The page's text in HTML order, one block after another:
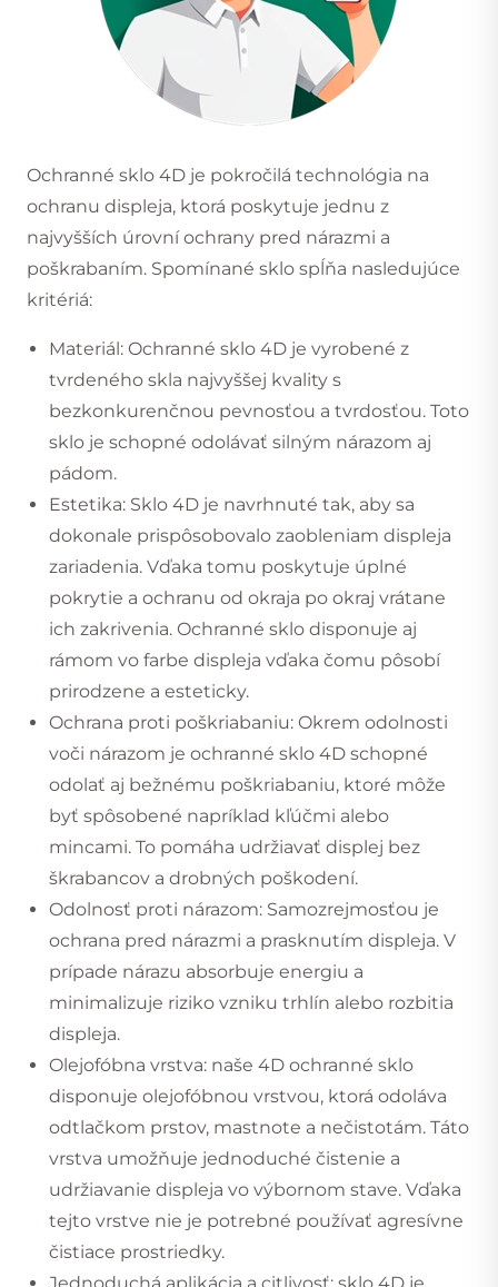
Ochranné sklo 4D je pokročilá technológia na
ochranu displeja, ktorá poskytuje jednu z
najvyšších úrovní ochrany pred nárazmi a
poškrabaním. Spomínané sklo spĺňa nasledujúce
kritériá:
Materiál: Ochranné sklo 4D je vyrobené z
tvrdeného skla najvyššej kvality s
bezkonkurenčnou pevnosťou a tvrdosťou. Toto
sklo je schopné odolávať silným nárazom aj
pádom.
Estetika: Sklo 4D je navrhnuté tak, aby sa
dokonale prispôsobovalo zaobleniam displeja
zariadenia. Vďaka tomu poskytuje úplné
pokrytie a ochranu od okraja po okraj vrátane
ich zakrivenia. Ochranné sklo disponuje aj
rámom vo farbe displeja vďaka čomu pôsobí
prirodzene a esteticky.
Ochrana proti poškriabaniu: Okrem odolnosti
voči nárazom je ochranné sklo 4D schopné
odolať aj bežnému poškriabaniu, ktoré môže
byť spôsobené napríklad kľúčmi alebo
mincami. To pomáha udržiavať displej bez
škrabancov a drobných poškodení.
Odolnosť proti nárazom: Samozrejmosťou je
ochrana pred nárazmi a prasknutím displeja. V
prípade nárazu absorbuje energiu a
minimalizuje riziko vzniku trhlín alebo rozbitia
displeja.
Olejofóbna vrstva: naše 4D ochranné sklo
disponuje olejofóbnou vrstvou, ktorá odoláva
odtlačkom prstov, mastnote a nečistotám. Táto
vrstva umožňuje jednoduché čistenie a
udržiavanie displeja vo výbornom stave. Vďaka
tejto vrstve nie je potrebné používať agresívne
čistiace prostriedky.